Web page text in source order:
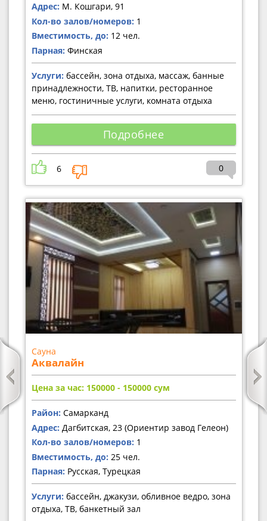
Адрес: М. Кошгари, 91
Кол-во залов/номеров: 1
Вместимость, до: 12 чел.
Парная: Финская
Услуги: бассейн, зона отдыха, массаж, банные
принадлежности, ТВ, напитки, ресторанное
меню, гостиничные услуги, комната отдыха
Подробнее
6 0
Сауна
Аквалайн
Цена за час: 150000 - 150000 сум
Район: Самарканд
Адрес: Дагбитская, 23 (Ориентир завод Гелеон)
Кол-во залов/номеров: 1
Вместимость, до: 25 чел.
Парная: Русская, Турецкая
Услуги: бассейн, джакузи, обливное ведро, зона
отдыха, ТВ, банкетный зал